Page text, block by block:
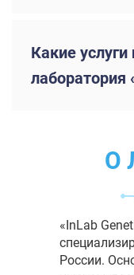
Какие
лаборатория
О
«InLab
России.